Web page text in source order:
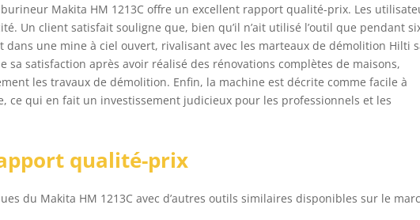
Makita HM 1213C offre un excellent rapport qualité-prix. Les
Un client satisfait souligne que, bien qu’il n’ait utilisé l’outil que pendant
une mine à ciel ouvert, rivalisant avec les marteaux de démolition Hilti
satisfaction après avoir réalisé des rénovations complètes de maisons,
les travaux de démolition. Enfin, la machine est décrite comme facile à
ce qui en fait un investissement judicieux pour les professionnels et les
qualité-prix
du Makita HM 1213C avec d’autres outils similaires disponibles sur le